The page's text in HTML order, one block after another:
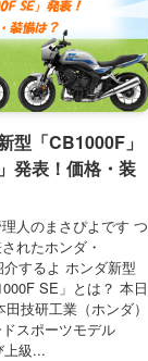
型「CB1000F」
発表！価格・装
人のまさぴよです つ
れたホンダ・
するよ ホンダ新型
SE」とは？ 本日
技研工業（ホンダ）
スポーツモデル
上級...